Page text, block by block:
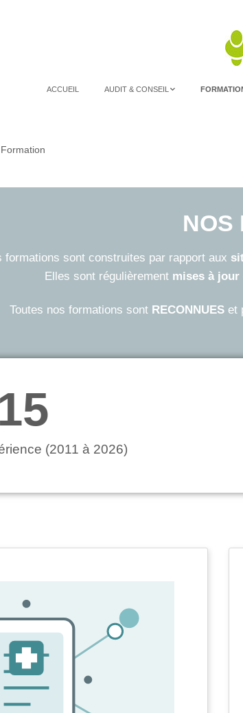
ACCUEIL AUDIT & CONSEIL
Accompagnement Maison
Formation
NOS
formations sont construites par rapport aux
Elles sont régulièrement mises à jour
Toutes nos formations sont RECONNUES et
(2011 à 2026)
15